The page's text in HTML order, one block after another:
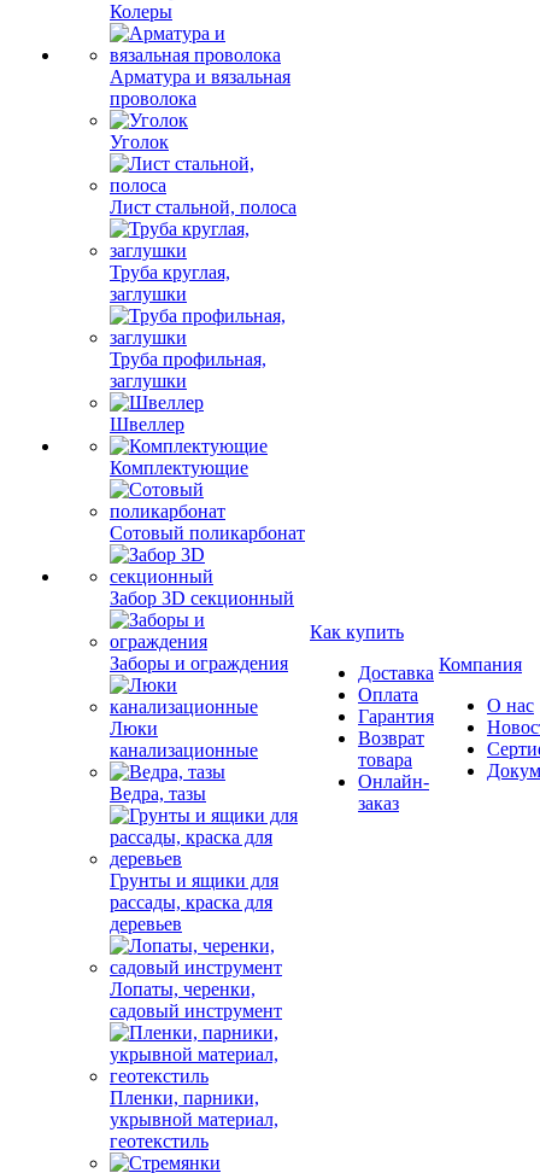
Колеры
Арматура и вязальная
проволока
Уголок
Лист стальной, полоса
Труба круглая,
заглушки
Труба профильная,
заглушки
Швеллер
Комплектующие
Сотовый поликарбонат
Забор 3D секционный
Заборы и ограждения
Люки
канализационные
Ведра, тазы
Грунты и ящики для
рассады, краска для
деревьев
Лопаты, черенки,
садовый инструмент
Пленки, парники,
укрывной материал,
геотекстиль
Как купить
Доставка
Оплата
Гарантия
Возврат
товара
Онлайн-
заказ
Компания
О нас